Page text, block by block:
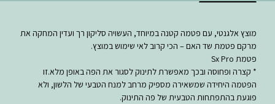
מוצץ אלגנטי, עם פטמה קטנה במיוחד, העשויה סליקון רך ועדין המחקה את
מרקם פטמת שד האם – הכי קרוב לאי שימוש במוצץ.
פטמת Sx Pro
* קצרה ופחוסה ובכך מאפשרת לתינוק לסגור את הפה באופן מלא.זו
הפטמה היחידה שמשאירה מספיק מרחב למנח הטבעי של הלשון, ולא
פוגעת בהתפתחות הטבעית של פה התינוק.